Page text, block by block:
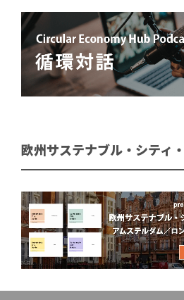
欧州サステナブル・シティ